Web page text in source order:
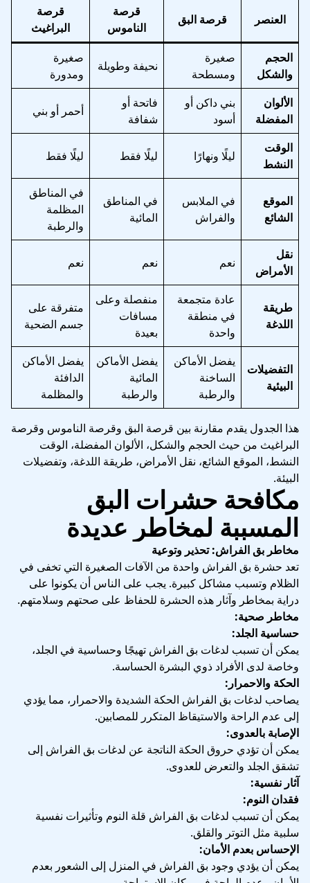
العنصر قرصة البق
قرصة
الناموس
قرصة
البراغيث
الحجم
والشكل
صغيرة
ومسطحة
نحيفة وطويلة
صغيرة
ومدورة
الألوان
المفضلة
بني داكن أو
أسود
فاتحة أو
شفافة
أحمر أو بني
الوقت
النشط
ليلًا ونهارًا ليلًا فقط ليلًا فقط
الموقع
الشائع
في الملابس
والفراش
في المناطق
المائية
في المناطق
المظلمة
والرطبة
نقل
الأمراض
نعم نعم نعم
طريقة
اللدغة
عادة متجمعة
في منطقة
واحدة
منفصلة وعلى
مسافات
بعيدة
متفرقة على
جسم الضحية
التفضيلات
البيئية
يفضل الأماكن
الساخنة
والرطبة
يفضل الأماكن
المائية
والرطبة
يفضل الأماكن
الدافئة
والمظلمة
هذا الجدول يقدم مقارنة بين قرصة البق وقرصة الناموس وقرصة
البراغيث من حيث الحجم والشكل، الألوان المفضلة، الوقت
النشط، الموقع الشائع، نقل الأمراض، طريقة اللدغة، وتفضيلات
البيئة.
مكافحة حشرات البق
المسببة لمخاطر عديدة
مخاطر بق الفراش: تحذير وتوعية
تعد حشرة بق الفراش واحدة من الآفات الصغيرة التي تخفى في
الظلام وتسبب مشاكل كبيرة. يجب على الناس أن يكونوا على
دراية بمخاطر وآثار هذه الحشرة للحفاظ على صحتهم وسلامتهم.
مخاطر صحية:
حساسية الجلد:
يمكن أن تسبب لدغات بق الفراش تهيجًا وحساسية في الجلد،
وخاصة لدى الأفراد ذوي البشرة الحساسة.
الحكة والاحمرار:
يصاحب لدغات بق الفراش الحكة الشديدة والاحمرار، مما يؤدي
إلى عدم الراحة والاستيقاظ المتكرر للمصابين.
الإصابة بالعدوى:
يمكن أن تؤدي حروق الحكة الناتجة عن لدغات بق الفراش إلى
تشقق الجلد والتعرض للعدوى.
آثار نفسية:
فقدان النوم:
يمكن أن تسبب لدغات بق الفراش قلة النوم وتأثيرات نفسية
سلبية مثل التوتر والقلق.
الإحساس بعدم الأمان:
يمكن أن يؤدي وجود بق الفراش في المنزل إلى الشعور بعدم